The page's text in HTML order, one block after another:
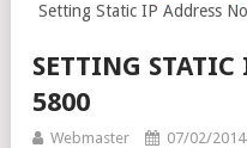
Setting Static IP Address
SETTING STATIC
5800
Webmaster 07/02/2014